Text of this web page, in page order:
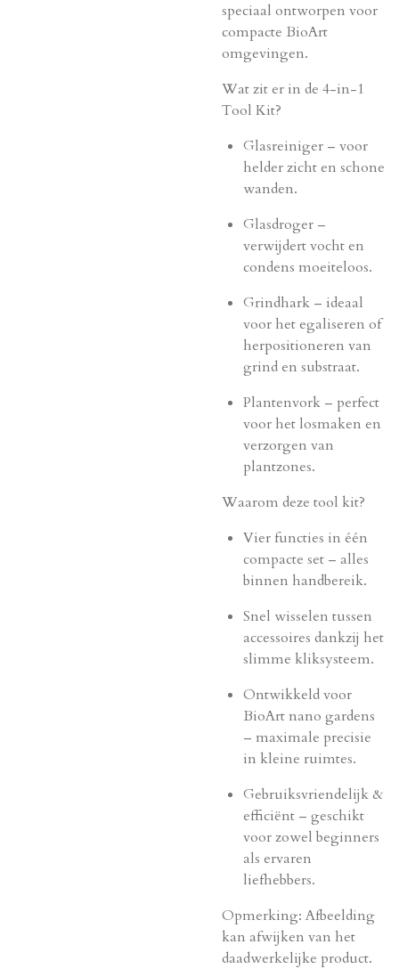
speciaal ontworpen voor
compacte BioArt
omgevingen.
Wat zit er in de 4-in-1
Tool Kit?
Glasreiniger – voor
helder zicht en schone
wanden.
Glasdroger –
verwijdert vocht en
condens moeiteloos.
Grindhark – ideaal
voor het egaliseren of
herpositioneren van
grind en substraat.
Plantenvork – perfect
voor het losmaken en
verzorgen van
plantzones.
Waarom deze tool kit?
Vier functies in één
compacte set – alles
binnen handbereik.
Snel wisselen tussen
accessoires dankzij het
slimme kliksysteem.
Ontwikkeld voor
BioArt nano gardens
– maximale precisie
in kleine ruimtes.
Gebruiksvriendelijk &
efficiënt – geschikt
voor zowel beginners
als ervaren
liefhebbers.
Opmerking: Afbeelding
kan afwijken van het
daadwerkelijke product.